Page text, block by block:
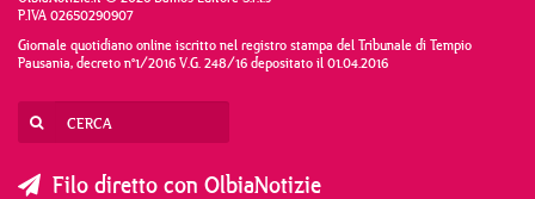
P.IVA 02650290907
Giornale quotidiano online iscritto nel registro stampa del Tribunale di Tempio
Pausania, decreto n°1/2016 V.G. 248/16 depositato il 01.04.2016
Filo diretto con OlbiaNotizie